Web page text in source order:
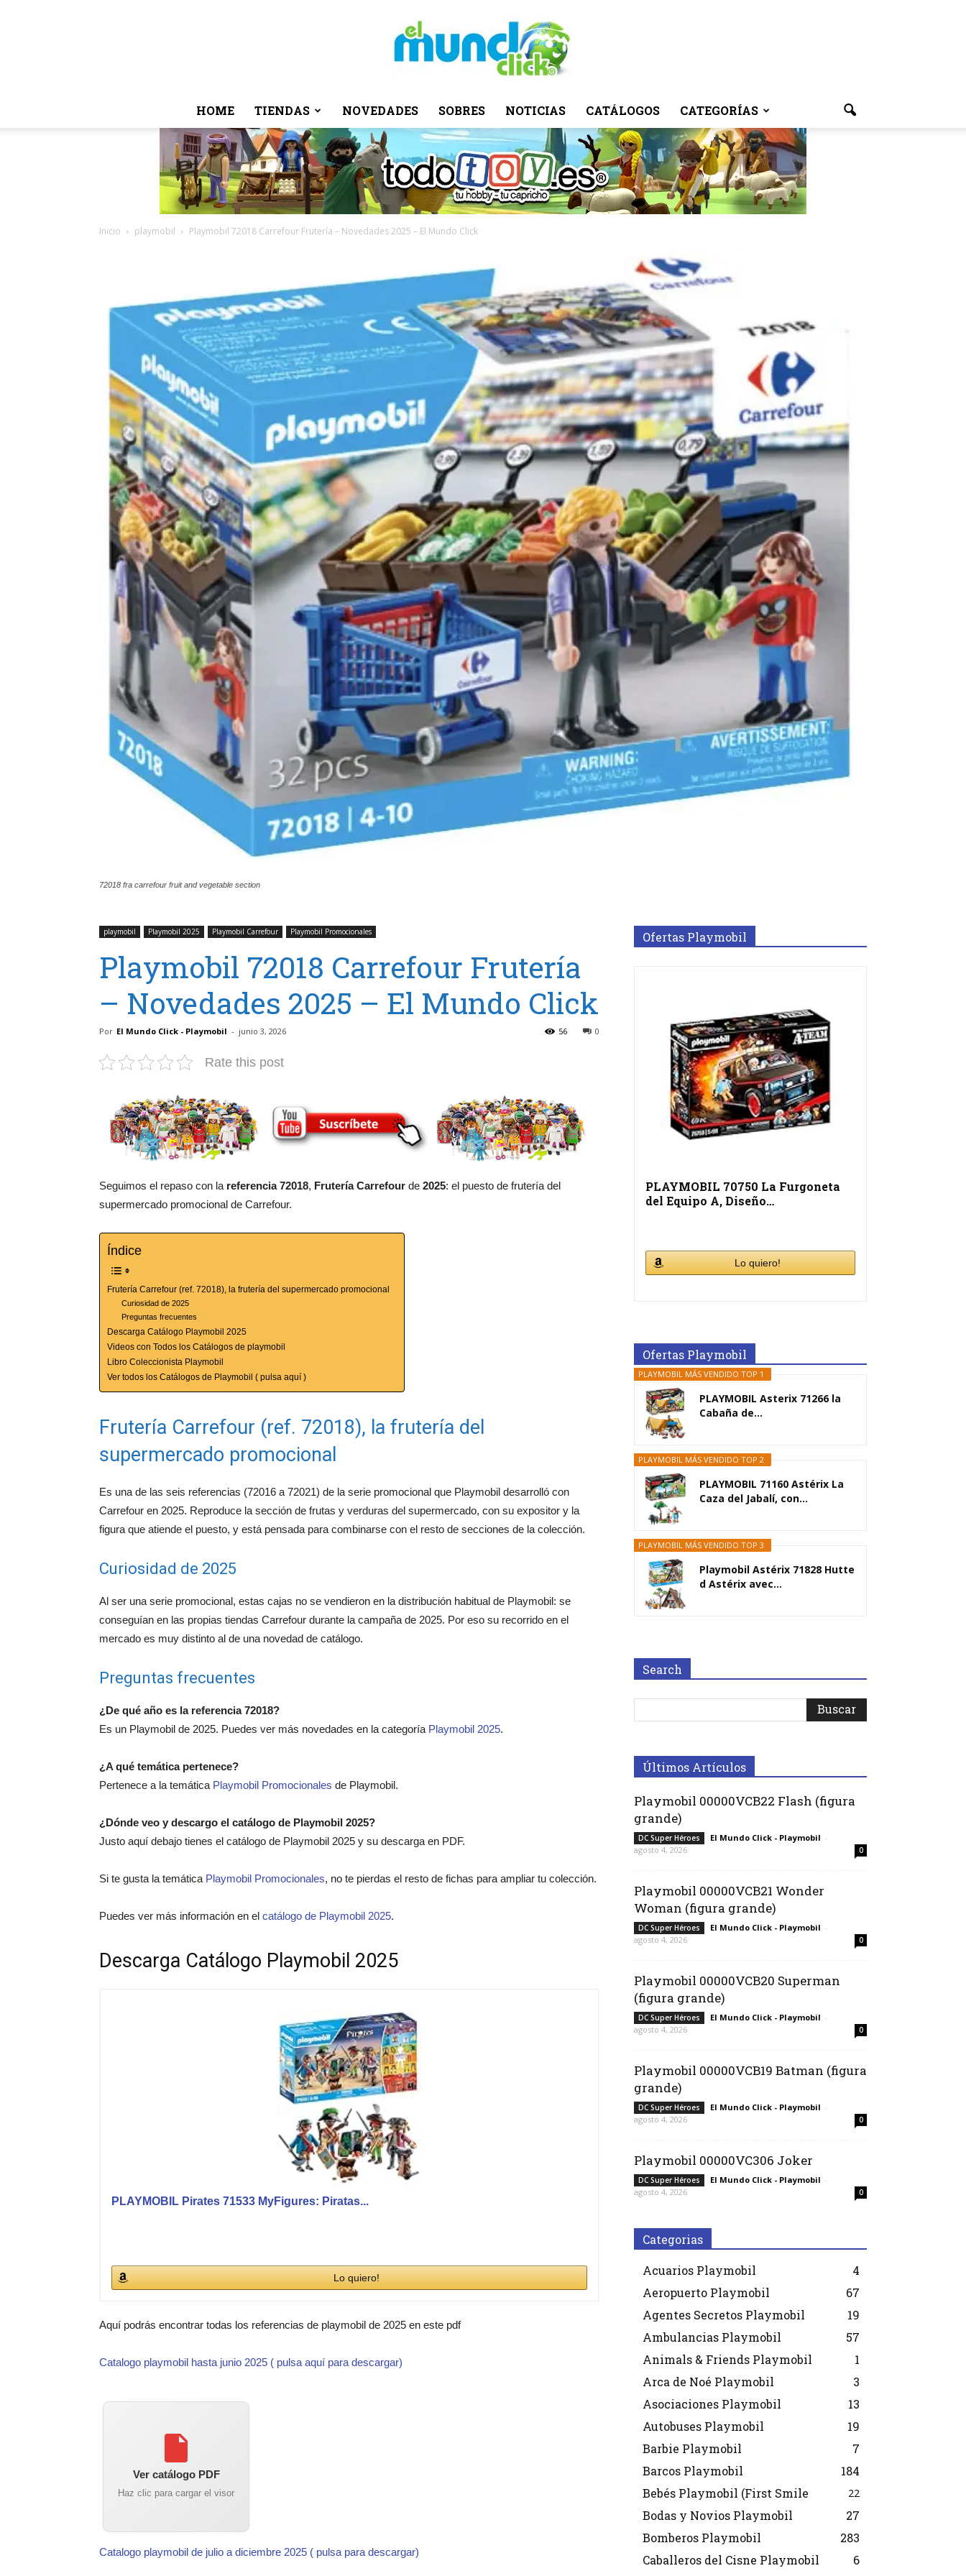
El
Click
HOME TIENDAS NOVEDADES SOBRES NOTICIAS CATÁLOGOS CATEGORÍAS
Inicio playmobil Playmobil 72018 Carrefour Frutería – Novedades 2025 – El Mundo Click
72018 fra carrefour fruit and vegetable section
playmobil Playmobil 2025 Playmobil Carrefour Playmobil Promocionales
Playmobil 72018 Carrefour Frutería
– Novedades 2025 – El Mundo Click
Por El Mundo Click - Playmobil - junio 3, 2026 0
56
Rate this post
Seguimos el repaso con la referencia 72018, Frutería Carrefour de 2025: el puesto de frutería del
supermercado promocional de Carrefour.
Índice
Frutería Carrefour (ref. 72018), la frutería del supermercado promocional
Curiosidad de 2025
Preguntas frecuentes
Descarga Catálogo Playmobil 2025
Videos con Todos los Catálogos de playmobil
Libro Coleccionista Playmobil
Ver todos los Catálogos de Playmobil ( pulsa aquí )
Frutería Carrefour (ref. 72018), la frutería del
supermercado promocional
Es una de las seis referencias (72016 a 72021) de la serie promocional que Playmobil desarrolló con
Carrefour en 2025. Reproduce la sección de frutas y verduras del supermercado, con su expositor y la
figura que atiende el puesto, y está pensada para combinarse con el resto de secciones de la colección.
Curiosidad de 2025
Al ser una serie promocional, estas cajas no se vendieron en la distribución habitual de Playmobil: se
conseguían en las propias tiendas Carrefour durante la campaña de 2025. Por eso su recorrido en el
mercado es muy distinto al de una novedad de catálogo.
Preguntas frecuentes
¿De qué año es la referencia 72018?
Es un Playmobil de 2025. Puedes ver más novedades en la categoría Playmobil 2025.
¿A qué temática pertenece?
Pertenece a la temática Playmobil Promocionales de Playmobil.
¿Dónde veo y descargo el catálogo de Playmobil 2025?
Justo aquí debajo tienes el catálogo de Playmobil 2025 y su descarga en PDF.
Si te gusta la temática Playmobil Promocionales, no te pierdas el resto de fichas para ampliar tu colección.
Puedes ver más información en el catálogo de Playmobil 2025.
Descarga Catálogo Playmobil 2025
PLAYMOBIL Pirates 71533 MyFigures: Piratas...
Lo quiero!
Aquí podrás encontrar todas los referencias de playmobil de 2025 en este pdf
Catalogo playmobil hasta junio 2025 ( pulsa aquí para descargar)
Ver catálogo PDF
Haz clic para cargar el visor
Catalogo playmobil de julio a diciembre 2025 ( pulsa para descargar)
Ofertas Playmobil
PLAYMOBIL 70750 La Furgoneta
del Equipo A, Diseño…
Lo quiero!
Ofertas Playmobil
PLAYMOBIL MÁS VENDIDO TOP 1
PLAYMOBIL Asterix 71266 la
Cabaña de...
PLAYMOBIL MÁS VENDIDO TOP 2
PLAYMOBIL 71160 Astérix La
Caza del Jabalí, con...
PLAYMOBIL MÁS VENDIDO TOP 3
Playmobil Astérix 71828 Hutte
d Astérix avec...
Search
Últimos Artículos
Playmobil 00000VCB22 Flash (figura
grande)
DC Super Héroes El Mundo Click - Playmobil -
agosto 4, 2026
0
Playmobil 00000VCB21 Wonder
Woman (figura grande)
DC Super Héroes El Mundo Click - Playmobil -
agosto 4, 2026
0
Playmobil 00000VCB20 Superman
(figura grande)
DC Super Héroes El Mundo Click - Playmobil -
agosto 4, 2026
0
Playmobil 00000VCB19 Batman (figura
grande)
DC Super Héroes El Mundo Click - Playmobil -
agosto 4, 2026
0
Playmobil 00000VC306 Joker
DC Super Héroes El Mundo Click - Playmobil -
agosto 4, 2026
0
Categorias
Acuarios Playmobil
4
Aeropuerto Playmobil
67
Agentes Secretos Playmobil
19
Ambulancias Playmobil
57
Animals & Friends Playmobil
1
Arca de Noé Playmobil
3
Asociaciones Playmobil
13
Autobuses Playmobil
19
Barbie Playmobil
7
Barcos Playmobil
184
Bebés Playmobil (First Smile
22
Bodas y Novios Playmobil
27
Bomberos Playmobil
283
Caballeros del Cisne Playmobil
6